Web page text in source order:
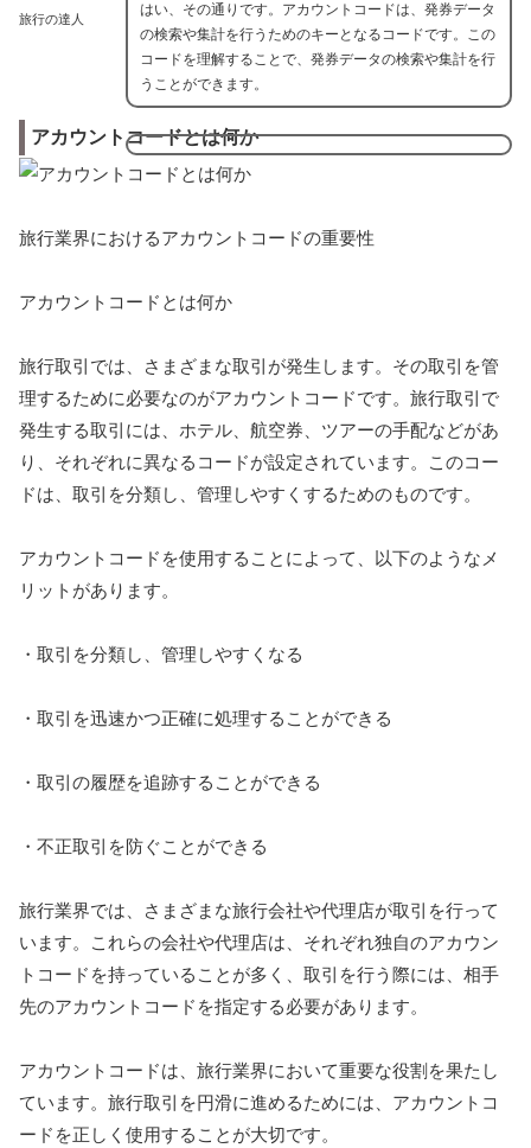
旅行の達人
はい、その通りです。アカウントコードは、発券データ
の検索や集計を行うためのキーとなるコードです。この
コードを理解することで、発券データの検索や集計を行
うことができます。
アカウントコードとは何か
旅行業界におけるアカウントコードの重要性
アカウントコードとは何か
旅行取引では、さまざまな取引が発生します。その取引を管
理するために必要なのがアカウントコードです。旅行取引で
発生する取引には、ホテル、航空券、ツアーの手配などがあ
り、それぞれに異なるコードが設定されています。このコー
ドは、取引を分類し、管理しやすくするためのものです。
アカウントコードを使用することによって、以下のようなメ
リットがあります。
・取引を分類し、管理しやすくなる
・取引を迅速かつ正確に処理することができる
・取引の履歴を追跡することができる
・不正取引を防ぐことができる
旅行業界では、さまざまな旅行会社や代理店が取引を行って
います。これらの会社や代理店は、それぞれ独自のアカウン
トコードを持っていることが多く、取引を行う際には、相手
先のアカウントコードを指定する必要があります。
アカウントコードは、旅行業界において重要な役割を果たし
ています。旅行取引を円滑に進めるためには、アカウントコ
ードを正しく使用することが大切です。